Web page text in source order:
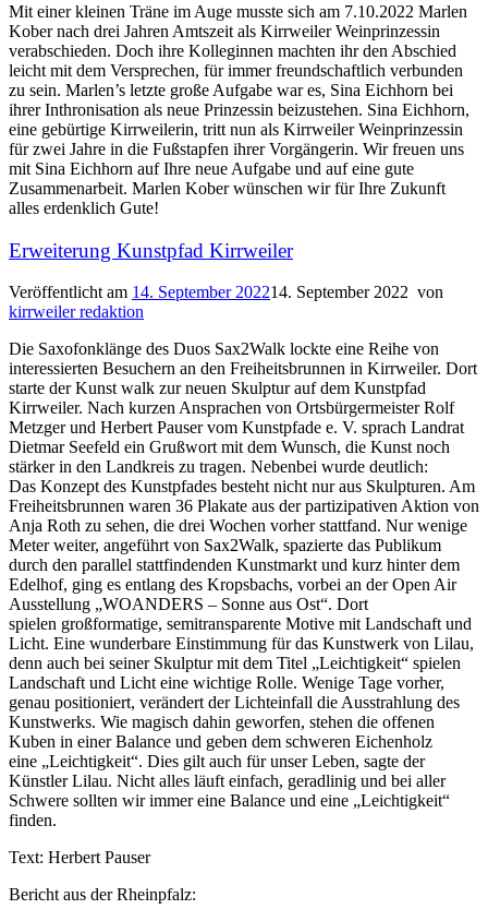
Mit einer kleinen Träne im Auge musste sich am 7.10.2022 Marlen
Kober nach drei Jahren Amtszeit als Kirrweiler Weinprinzessin
verabschieden. Doch ihre Kolleginnen machten ihr den Abschied
leicht mit dem Versprechen, für immer freundschaftlich verbunden
zu sein. Marlen’s letzte große Aufgabe war es, Sina Eichhorn bei
ihrer Inthronisation als neue Prinzessin beizustehen. Sina Eichhorn,
eine gebürtige Kirrweilerin, tritt nun als Kirrweiler Weinprinzessin
für zwei Jahre in die Fußstapfen ihrer Vorgängerin. Wir freuen uns
mit Sina Eichhorn auf Ihre neue Aufgabe und auf eine gute
Zusammenarbeit. Marlen Kober wünschen wir für Ihre Zukunft
alles erdenklich Gute!
Erweiterung Kunstpfad Kirrweiler
Veröffentlicht am 14. September 202214. September 2022 von
kirrweiler redaktion
Die Saxofonklänge des Duos Sax2Walk lockte eine Reihe von
interessierten Besuchern an den Freiheitsbrunnen in Kirrweiler. Dort
starte der Kunst walk zur neuen Skulptur auf dem Kunstpfad
Kirrweiler. Nach kurzen Ansprachen von Ortsbürgermeister Rolf
Metzger und Herbert Pauser vom Kunstpfade e. V. sprach Landrat
Dietmar Seefeld ein Grußwort mit dem Wunsch, die Kunst noch
stärker in den Landkreis zu tragen. Nebenbei wurde deutlich:
Das Konzept des Kunstpfades besteht nicht nur aus Skulpturen. Am
Freiheitsbrunnen waren 36 Plakate aus der partizipativen Aktion von
Anja Roth zu sehen, die drei Wochen vorher stattfand. Nur wenige
Meter weiter, angeführt von Sax2Walk, spazierte das Publikum
durch den parallel stattfindenden Kunstmarkt und kurz hinter dem
Edelhof, ging es entlang des Kropsbachs, vorbei an der Open Air
Ausstellung „WOANDERS – Sonne aus Ost“. Dort
spielen großformatige, semitransparente Motive mit Landschaft und
Licht. Eine wunderbare Einstimmung für das Kunstwerk von Lilau,
denn auch bei seiner Skulptur mit dem Titel „Leichtigkeit“ spielen
Landschaft und Licht eine wichtige Rolle. Wenige Tage vorher,
genau positioniert, verändert der Lichteinfall die Ausstrahlung des
Kunstwerks. Wie magisch dahin geworfen, stehen die offenen
Kuben in einer Balance und geben dem schweren Eichenholz
eine „Leichtigkeit“. Dies gilt auch für unser Leben, sagte der
Künstler Lilau. Nicht alles läuft einfach, geradlinig und bei aller
Schwere sollten wir immer eine Balance und eine „Leichtigkeit“
finden.
Text: Herbert Pauser
Bericht aus der Rheinpfalz: